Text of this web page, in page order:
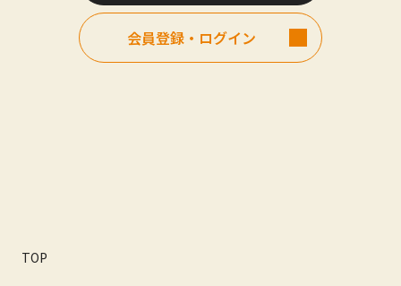
会員登録・ログイン
TOP